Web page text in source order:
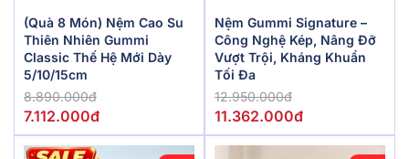
(Quà 8 Món) Nệm Cao Su
Thiên Nhiên Gummi
Classic Thế Hệ Mới Dày
5/10/15cm
8.890.000đ
7.112.000đ
Nệm Gummi Signature –
Công Nghệ Kép, Nâng Đỡ
Vượt Trội, Kháng Khuẩn
Tối Đa
12.950.000đ
11.362.000đ